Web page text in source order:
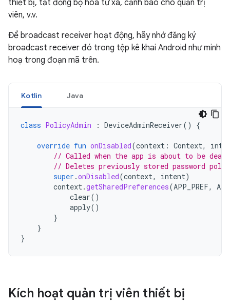
thiết bị, tắt đồng bộ hoá từ xa, cảnh báo cho quản trị
viên, v.v.
Để broadcast receiver hoạt động, hãy nhớ đăng ký
broadcast receiver đó trong tệp kê khai Android như minh
hoạ trong đoạn mã trên.
Kotlin Java
class PolicyAdmin : DeviceAdminReceiver() {
override fun onDisabled(context : Context,
// Called when the app is about to be
// Deletes previously stored password
super .onDisabled(context, intent)
context.getSharedPreferences(APP_PREF,
clear()
apply()
}
}
}
Kích hoạt quản trị viên thiết bị